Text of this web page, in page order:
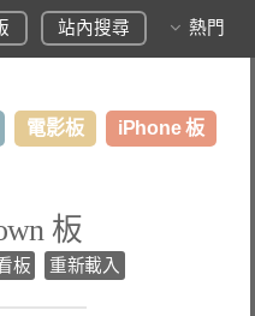
站內搜尋 熱門
電影板 iPhone 板
板
板 重新載入